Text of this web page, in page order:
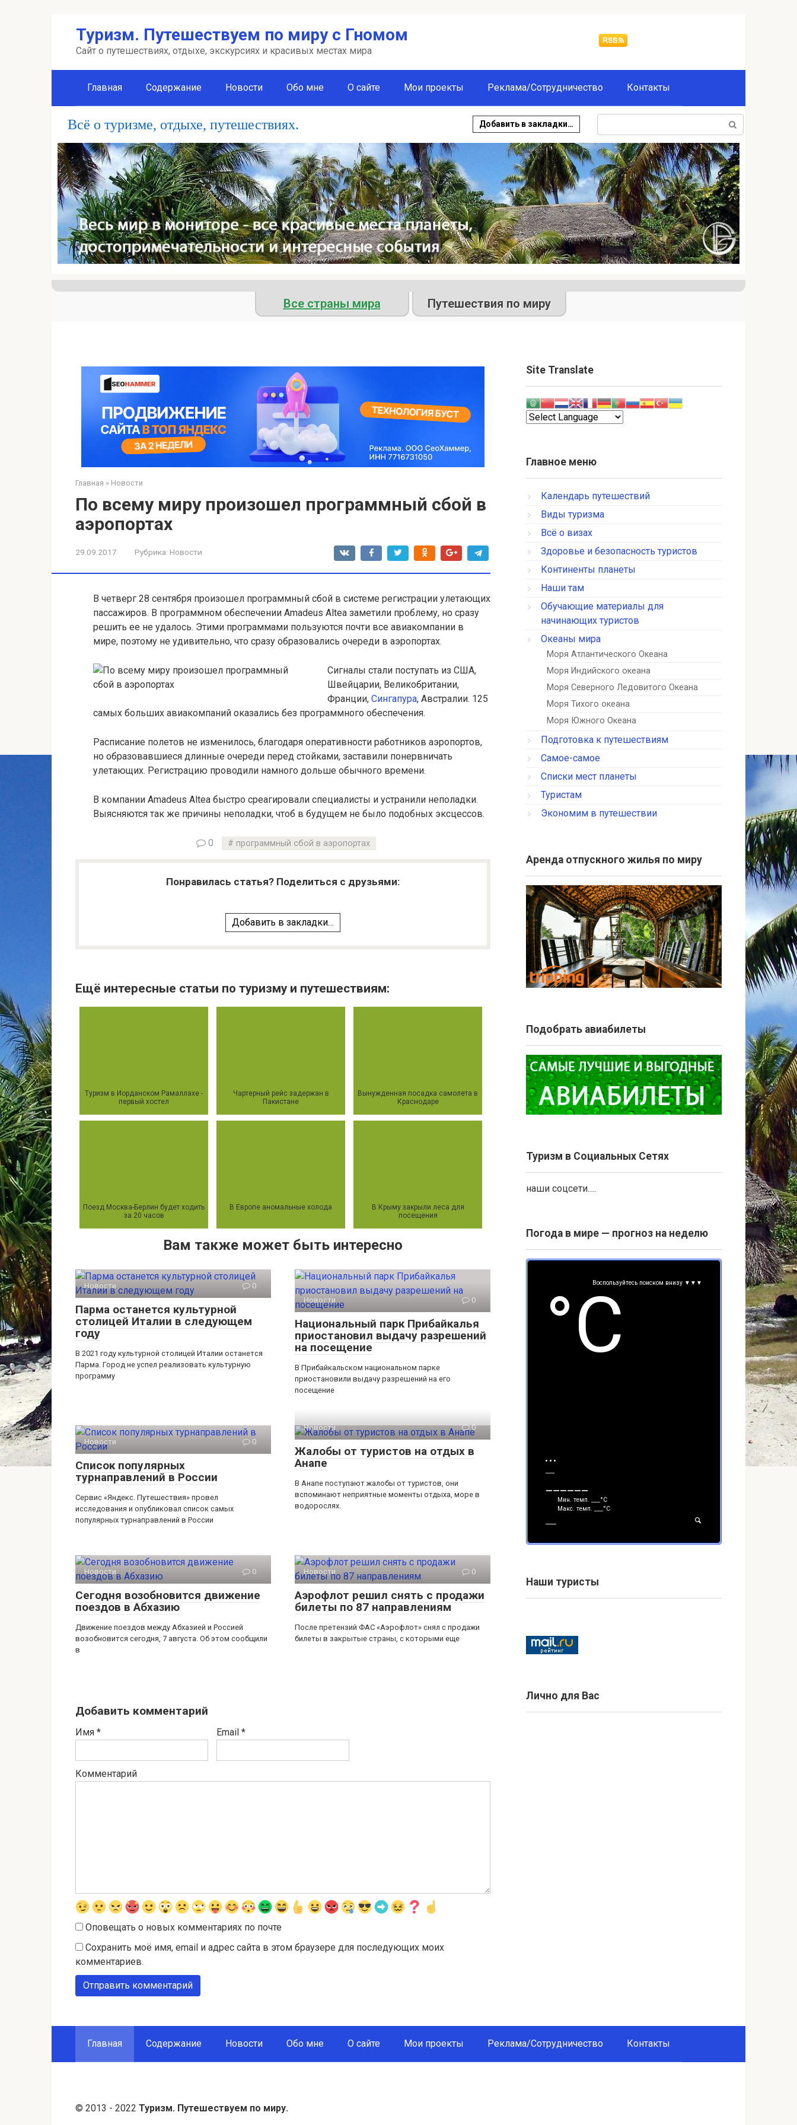
Туризм. Путешествуем по миру с Гномом
Сайт о путешествиях, отдыхе, экскурсиях и красивых местах мира
Главная Содержание Новости Обо мне О сайте Мои проекты Реклама/Сотрудничество Контакты
Всё о туризме, отдыхе, путешествиях. Добавить в закладки…
Все страны мира Путешествия по миру
Главная » Новости
По всему миру произошел программный сбой в
аэропортах
29.09.2017 Рубрика: Новости
В четверг 28 сентября произошел программный сбой в системе регистрации улетающих
пассажиров. В программном обеспечении Amadeus Altea заметили проблему, но сразу
решить ее не удалось. Этими программами пользуются почти все авиакомпании в
мире, поэтому не удивительно, что сразу образовались очереди в аэропортах.
Сигналы стали поступать из США,
Швейцарии, Великобритании,
Франции, Сингапура, Австралии. 125
самых больших авиакомпаний оказались без программного обеспечения.
Расписание полетов не изменилось, благодаря оперативности работников аэропортов,
но образовавшиеся длинные очереди перед стойками, заставили понервничать
улетающих. Регистрацию проводили намного дольше обычного времени.
В компании Amadeus Altea быстро среагировали специалисты и устранили неполадки.
Выясняются так же причины неполадки, чтоб в будущем не было подобных эксцессов.
0 программный сбой в аэропортах
Понравилась статья? Поделиться с друзьями:
Добавить в закладки…
Ещё интересные статьи по туризму и путешествиям:
Туризм в Иорданском Рамаллахе -
первый хостел
Чартерный рейс задержан в
Пакистане
Вынужденная посадка самолета в
Краснодаре
Поезд Москва-Берлин будет ходить
за 20 часов
В Европе аномальные холода
В Крыму закрыли леса для
посещения
Вам также может быть интересно
Новости 0
Парма останется культурной
столицей Италии в следующем
году
В 2021 году культурной столицей Италии останется
Парма. Город не успел реализовать культурную
программу
Новости 0
Национальный парк Прибайкалья
приостановил выдачу разрешений
на посещение
В Прибайкальском национальном парке
приостановили выдачу разрешений на его
посещение
Новости 0
Список популярных
турнаправлений в России
Сервис «Яндекс. Путешествия» провел
исследования и опубликовал список самых
популярных турнаправлений в России
Новости 0
Жалобы от туристов на отдых в
Анапе
В Анапе поступают жалобы от туристов, они
вспоминают неприятные моменты отдыха, море в
водорослях.
Новости 0
Сегодня возобновится движение
поездов в Абхазию
Движение поездов между Абхазией и Россией
возобновится сегодня, 7 августа. Об этом сообщили
в
Новости 0
Аэрофлот решил снять с продажи
билеты по 87 направлениям
После претензий ФАС «Аэрофлот» снял с продажи
билеты в закрытые страны, с которыми еще
Добавить комментарий
Имя * Email *
Комментарий
Оповещать о новых комментариях по почте
Сохранить моё имя, email и адрес сайта в этом браузере для последующих моих
комментариев.
Site Translate
Главное меню
Календарь путешествий
Виды туризма
Всё о визах
Здоровье и безопасность туристов
Континенты планеты
Наши там
Обучающие материалы для
начинающих туристов
Океаны мира
Моря Атлантического Океана
Моря Индийского океана
Моря Северного Ледовитого Океана
Моря Тихого океана
Моря Южного Океана
Подготовка к путешествиям
Самое-самое
Списки мест планеты
Туристам
Экономим в путешествии
Аренда отпускного жилья по миру
Подобрать авиабилеты
Туризм в Социальных Сетях
наши соцсети.....
Погода в мире — прогноз на неделю
Воспользуйтесь поиском внизу ▼▼▼
°С
Мин. темп.
°С
Макс. темп.
°С
Наши туристы
Лично для Вас
Главная Содержание Новости Обо мне О сайте Мои проекты Реклама/Сотрудничество Контакты
© 2013 - 2022 Туризм. Путешествуем по миру.